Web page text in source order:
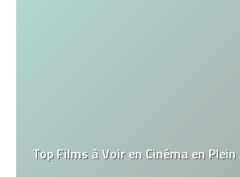
Top Films à Voir en Cinéma en